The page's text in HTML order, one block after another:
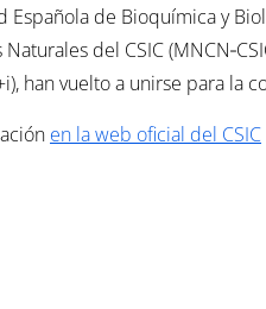
Española de Bioquímica y
Naturales del CSIC
han vuelto a unirse para la
en la web oficial del CSIC